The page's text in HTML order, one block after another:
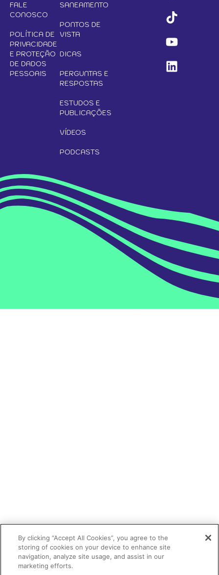
FALE
CONOSCO
POLÍTICA DE
PRIVACIDADE
E PROTEÇÃO
DE DADOS
PESSOAIS
SANEAMENTO
PONTOS DE
VISTA
DICAS
PERGUNTAS E
RESPOSTAS
ESTUDOS E
PUBLICAÇÕES
VÍDEOS
PODCASTS
By clicking “Accept All Cookies”, you agree to the
storing of cookies on your device to enhance site
navigation, analyze site usage, and assist in our
marketing efforts.